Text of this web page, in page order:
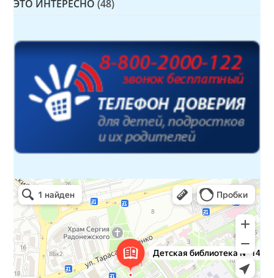
ЭТО ИНТЕРЕСНО (48)
Детская библиотека № 14 Дружбы народов
Библиотека в Севастополе